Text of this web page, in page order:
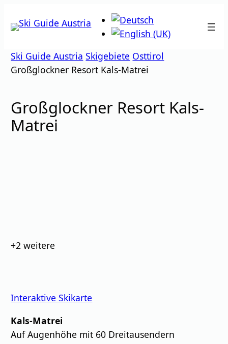
Inhalt
Ski Guide Austria Skigebiete Osttirol
Großglockner Resort Kals-Matrei
Großglockner Resort Kals-
Matrei
+2 weitere
Interaktive Skikarte
Kals-Matrei
Auf Augenhöhe mit 60 Dreitausendern